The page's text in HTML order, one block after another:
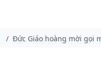
Đức Giáo hoàng mời gọi